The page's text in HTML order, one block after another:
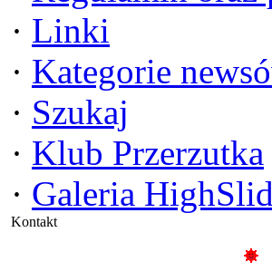
· Linki
· Kategorie
· Szukaj
· Klub Przerzutka
· Galeria
Kontakt